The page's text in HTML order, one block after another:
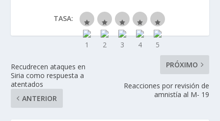
TASA:
Recudrecen ataques en
Siria como respuesta a
atentados
ANTERIOR
PRÓXIMO
Reacciones por revisión de
amnistía al M- 19